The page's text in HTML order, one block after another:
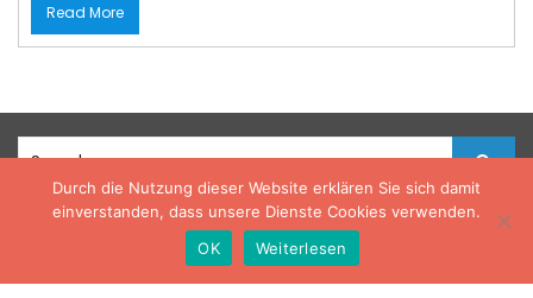
Read More
Copyright © Online News Theme By
Durch die Nutzung dieser Website erklären Sie sich damit
einverstanden, dass unsere Dienste Cookies verwenden.
OK
Weiterlesen